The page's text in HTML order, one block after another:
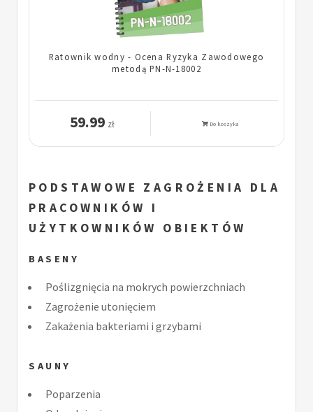
Ratownik wodny - Ocena Ryzyka Zawodowego
metodą PN-N-18002
59.99 zł Do koszyka
PODSTAWOWE ZAGROŻENIA DLA
PRACOWNIKÓW I
UŻYTKOWNIKÓW OBIEKTÓW
BASENY
Poślizgnięcia na mokrych powierzchniach
Zagrożenie utonięciem
Zakażenia bakteriami i grzybami
SAUNY
Poparzenia